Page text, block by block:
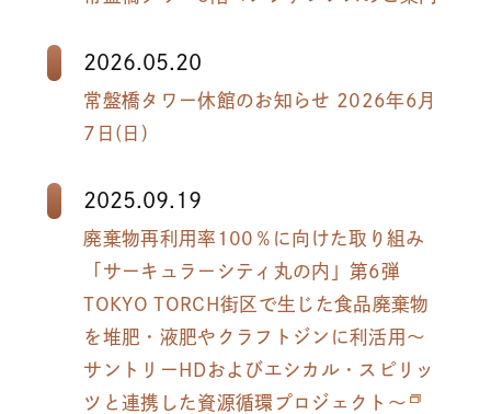
2026.05.20
常盤橋タワー休館のお知らせ 2026年6月
7日(日)
2025.09.19
廃棄物再利用率100％に向けた取り組み
「サーキュラーシティ丸の内」第6弾
TOKYO TORCH街区で生じた食品廃棄物
を堆肥・液肥やクラフトジンに利活用～
サントリーHDおよびエシカル・スピリッ
ツと連携した資源循環プロジェクト～